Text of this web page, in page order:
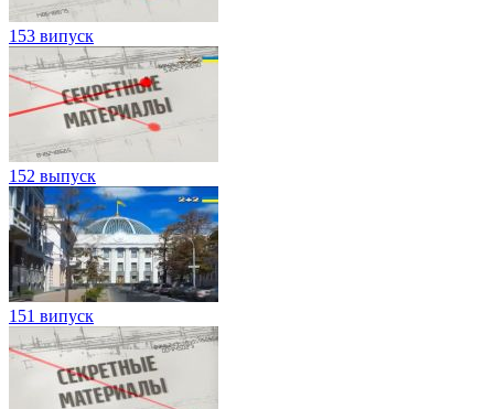
153 випуск
152 выпуск
151 випуск